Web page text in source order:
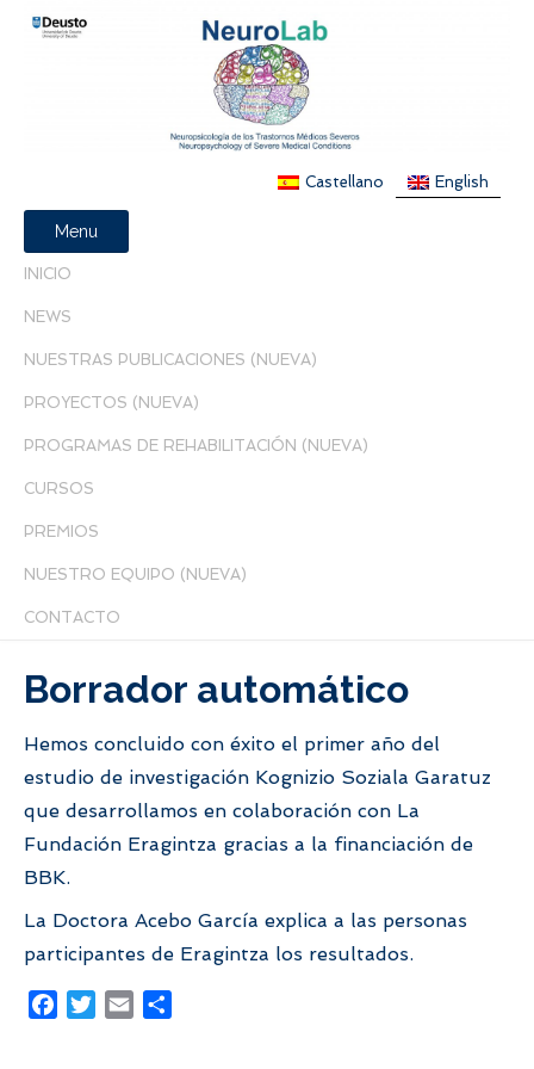
Castellano English
Menu
INICIO
NEWS
NUESTRAS PUBLICACIONES (NUEVA)
PROYECTOS (NUEVA)
PROGRAMAS DE REHABILITACIÓN (NUEVA)
CURSOS
PREMIOS
NUESTRO EQUIPO (NUEVA)
CONTACTO
Borrador automático
Hemos concluido con éxito el primer año del
estudio de investigación Kognizio Soziala Garatuz
que desarrollamos en colaboración con La
Fundación Eragintza gracias a la financiación de
BBK.
La Doctora Acebo García explica a las personas
participantes de Eragintza los resultados.
FacebookTwitter
Email